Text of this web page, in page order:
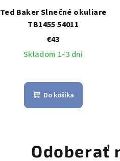
Ted Baker Slnečné okuliare
TB1455 54011
€43
Skladom 1-3 dni
Do košíka
Odoberať